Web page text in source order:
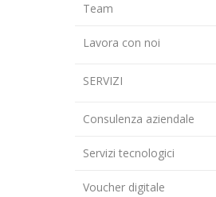
Team
Lavora con noi
SERVIZI
Consulenza aziendale
Servizi tecnologici
Voucher digitale